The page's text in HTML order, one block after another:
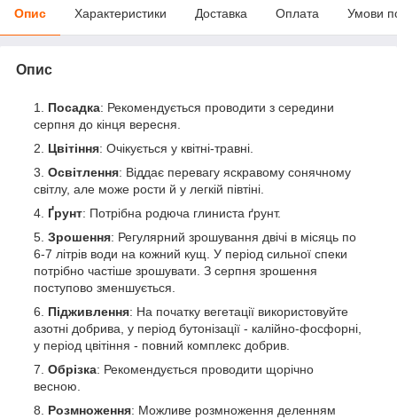
Опис Характеристики Доставка Оплата Умови
Опис
Посадка: Рекомендується проводити з середини
серпня до кінця вересня.
Цвітіння: Очікується у квітні-травні.
Освітлення: Віддає перевагу яскравому сонячному
світлу, але може рости й у легкій півтіні.
Ґрунт: Потрібна родюча глиниста ґрунт.
Зрошення: Регулярний зрошування двічі в місяць по
6-7 літрів води на кожний кущ. У період сильної спеки
потрібно частіше зрошувати. З серпня зрошення
поступово зменшується.
Підживлення: На початку вегетації використовуйте
азотні добрива, у період бутонізації - калійно-фосфорні,
у період цвітіння - повний комплекс добрив.
Обрізка: Рекомендується проводити щорічно
весною.
Розмноження: Можливе розмноження деленням